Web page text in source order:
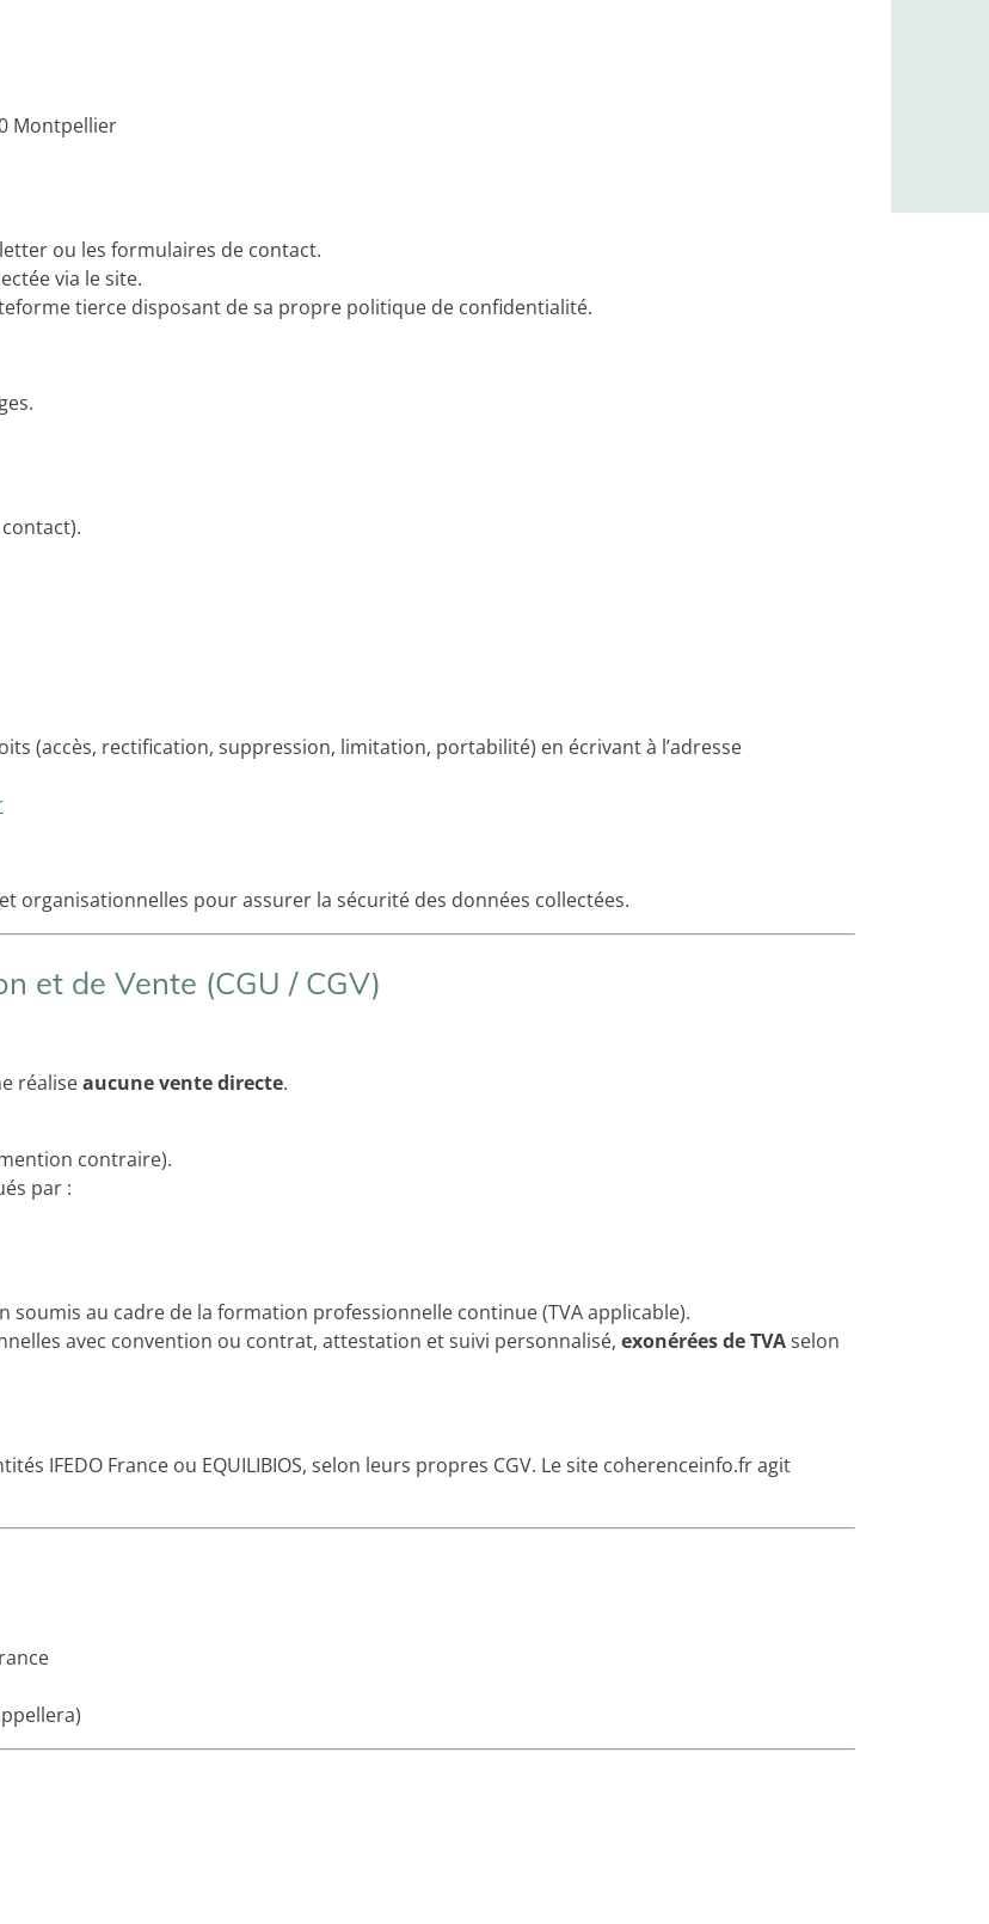
Montpellier
ou les formulaires de contact.
via le site.
tierce disposant de sa propre politique de confidentialité.
(accès, rectification, suppression, limitation, portabilité) en écrivant à l’adresse
organisationnelles pour assurer la sécurité des données collectées.
et de Vente (CGU / CGV)
réaliseaucune vente directe.
contraire).
par :
soumis au cadre de la formation professionnelle continue (TVA applicable).
avec convention ou contrat, attestation et suivi personnalisé, exonérées de TVAselon
IFEDO France ou EQUILIBIOS, selon leurs propres CGV. Le site coherenceinfo.fr agit